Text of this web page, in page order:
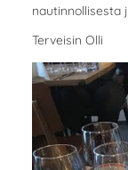
nautinnollisesta
Terveisin Olli